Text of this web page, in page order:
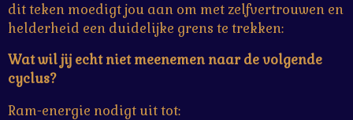
dit teken moedigt jou aan om met zelfvertrouwen en
helderheid een duidelijke grens te trekken:
Wat wil jij echt niet meenemen naar de volgende
cyclus?
Ram-energie nodigt uit tot: